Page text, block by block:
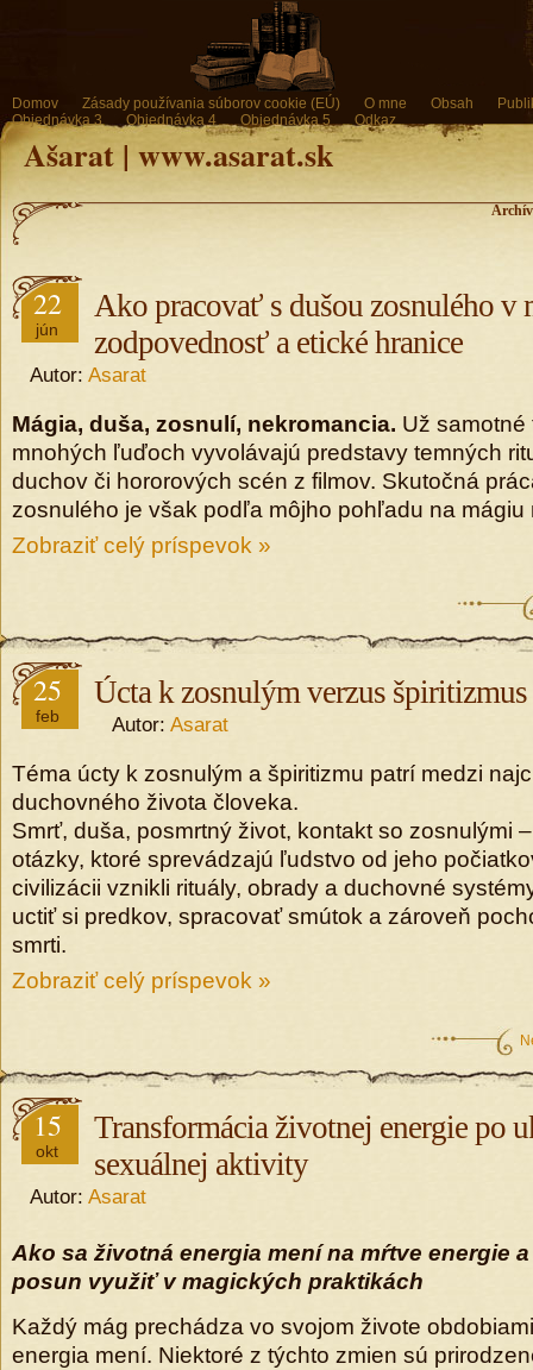
Domov Zásady používania súborov cookie (EÚ) O mne Obsah
Objednávka 3
Objednávka 4 Objednávka 5 Odkaz
Ašarat | www.asarat.sk
Archív
22
jún
Ako pracovať s dušou zosnulého v
zodpovednosť a etické hranice
Autor: Asarat
Mágia, duša, zosnulí, nekromancia. Už samotné
mnohých ľuďoch vyvolávajú predstavy temných
duchov či hororových scén z filmov. Skutočná
zosnulého je však podľa môjho pohľadu na mágiu
Zobraziť celý príspevok »
25
feb
Úcta k zosnulým verzus špiritizmus
Autor: Asarat
Téma úcty k zosnulým a špiritizmu patrí medzi
duchovného života človeka.
Smrť, duša, posmrtný život, kontakt so zosnulými
otázky, ktoré sprevádzajú ľudstvo od jeho
civilizácii vznikli rituály, obrady a duchovné
uctiť si predkov, spracovať smútok a zároveň
smrti.
Zobraziť celý príspevok »
15
okt
Transformácia životnej energie po
sexuálnej aktivity
Autor: Asarat
Ako sa životná energia mení na mŕtve energie
posun využiť v magických praktikách
Každý mág prechádza vo svojom živote
energia mení. Niektoré z týchto zmien sú